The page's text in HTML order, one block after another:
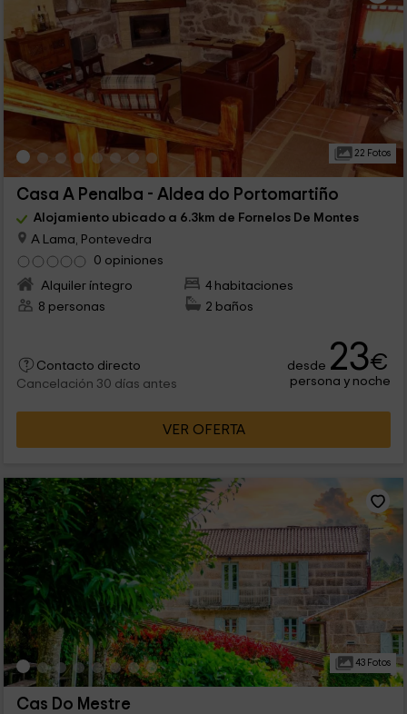
22 Fotos
Casa A Penalba - Aldea do Portomartiño
Alojamiento ubicado a 6.3km de Fornelos De Montes
A Lama, Pontevedra
0 opiniones
Alquiler íntegro
4 habitaciones
8 personas
2 baños
Contacto directo
Cancelación 30 días antes
desde 23€
persona y noche
VER OFERTA
43 Fotos
Cas Do Mestre